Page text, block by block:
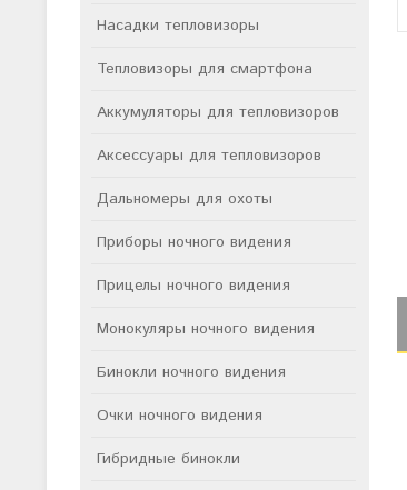
Насадки тепловизоры
Тепловизоры для смартфона
Аккумуляторы для тепловизоров
Аксессуары для тепловизоров
Дальномеры для охоты
Приборы ночного видения
Прицелы ночного видения
Монокуляры ночного видения
Бинокли ночного видения
Очки ночного видения
Гибридные бинокли